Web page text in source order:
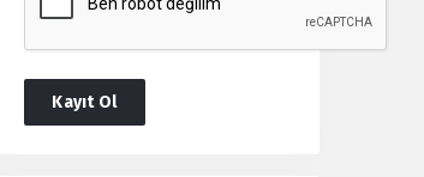
Kayıt Ol